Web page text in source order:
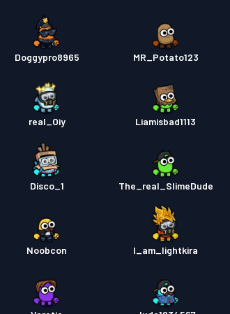
Doggypro8965 MR_Potato123
real_Oiy Liamisbad1113
Disco_1 The_real_SlimeDude
Noobcon I_am_lightkira